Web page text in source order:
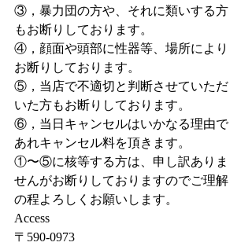
③，暴力団の方や、それに類いする方
もお断りしております。
④，顔面や頭部に性器等、場所により
お断りしております。
⑤，当店で不適切と判断させていただ
いた方もお断りしております。
⑥，当日キャンセルはいかなる理由で
あれキャンセル料を頂きます。
①〜⑤に核等する方は、申し訳ありま
せんがお断りしておりますのでご理解
の程よろしくお願いします。
Access
〒590-0973